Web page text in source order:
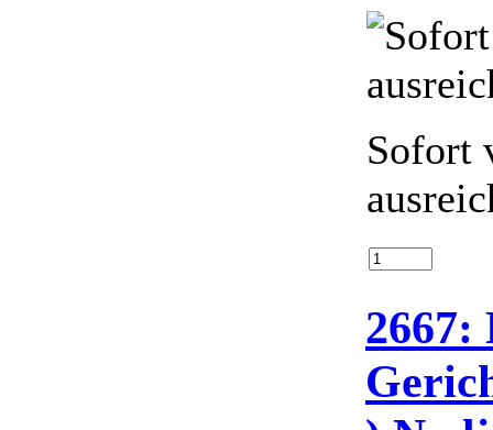
Sofort
2667: